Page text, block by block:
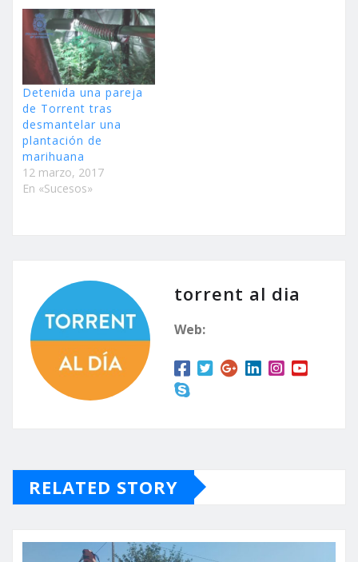
Detenida una pareja
de Torrent tras
desmantelar una
plantación de
marihuana
12 marzo, 2017
En «Sucesos»
torrent al dia
Web:
RELATED STORY